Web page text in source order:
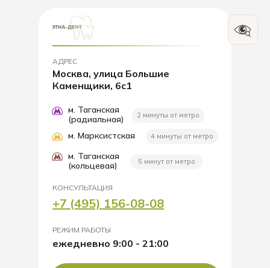
АДРЕС
Москва, улица Большие
Каменщики, 6с1
КОНСУЛЬТАЦИЯ
РЕЖИМ РАБОТЫ
ежедневно 9:00 - 21:00
+7 (495) 156-08-08
2 минуты от метро
м. Таганская
(радиальная)
4 минуты от метро
5 минут от метро
м. Марксистская
м. Таганская
(кольцевая)